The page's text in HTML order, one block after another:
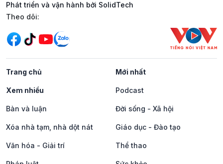
Phát triển và vận hành bởi SolidTech
Mạng xã hội
Theo dõi:
Trang chủ Mới nhất
Xem nhiều Podcast
Bàn và luận Đời sống - Xã hội
Xóa nhà tạm, nhà dột nát Giáo dục - Đào tạo
Văn hóa - Giải trí Thể thao